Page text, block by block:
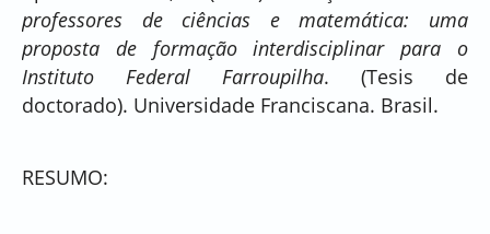
professores de ciências e matemática: uma
proposta de formação interdisciplinar para o
Instituto Federal Farroupilha. (Tesis de
doctorado). Universidade Franciscana. Brasil.
RESUMO: